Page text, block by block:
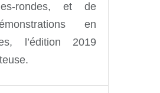
rondes, et de
en
l’édition 2019